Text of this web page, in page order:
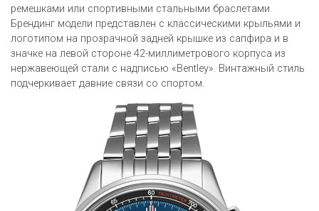
ремешками или спортивными стальными браслетами.
Брендинг модели представлен с классическими крыльями и
логотипом на прозрачной задней крышке из сапфира и в
значке на левой стороне 42-миллиметрового корпуса из
нержавеющей стали с надписью «Bentley». Винтажный стиль
подчеркивает давние связи со спортом.